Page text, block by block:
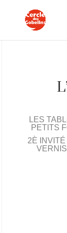
LES
PETITS
2È